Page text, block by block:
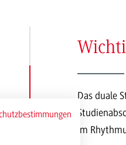
Das duale
im